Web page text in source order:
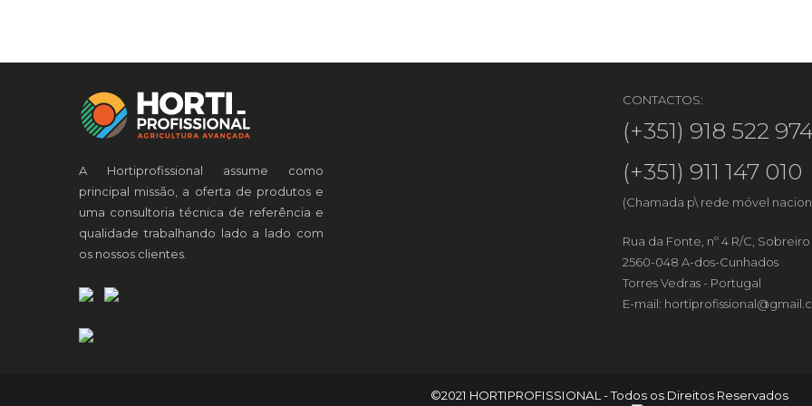
A Hortiprofissional assume como
principal missão, a oferta de produtos e
uma consultoria técnica de referência e
qualidade trabalhando lado a lado com
os nossos clientes.
CONTACTOS:
(+351) 918 522
(+351) 911 147 010
(Chamada p\ rede móvel
Rua da Fonte, nº 4 R/C,
2560-048 A-dos-Cunhados
Torres Vedras - Portugal
E-mail:
©2021 HORTIPROFISSIONAL - Todos os Direitos Reservados